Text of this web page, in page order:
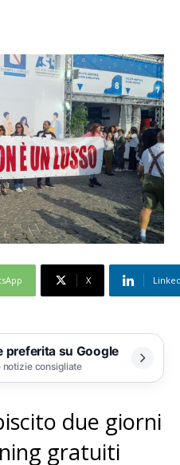
X
preferita su Google
notizie consigliate
due giorni
gratuiti